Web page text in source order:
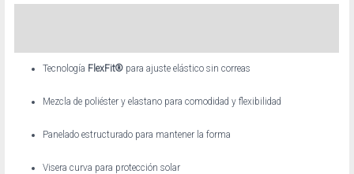
Tecnología FlexFit®para ajuste elástico sin correas
Mezcla de poliéster y elastano para comodidad y flexibilidad
Panelado estructurado para mantener la forma
Visera curva para protección solar